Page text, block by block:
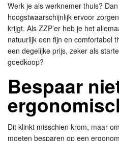
Werk je als werknemer thuis?
hoogstwaarschijnlijk ervoor
krijgt. Als ZZP’er heb je het
natuurlijk een fijn en comfortabel
een degelijke prijs, zeker als
goedkoop?
Bespaar
Dit klinkt misschien krom, maar
moeten besparen op een